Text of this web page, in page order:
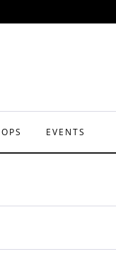
EVENTS